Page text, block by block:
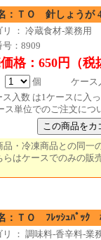
：ＴＯ 針しょうが
リ ： 冷蔵食材-業務用
号：8909
格：650円（税
個 ケース入
入数 は1ケースに入
単位でのご注文につ
・冷凍商品との同一
はケースでのみの販
：ＴＯ ﾌﾚｯｼｭﾊﾟｯｸ
リ ： 調味料-香辛料-業